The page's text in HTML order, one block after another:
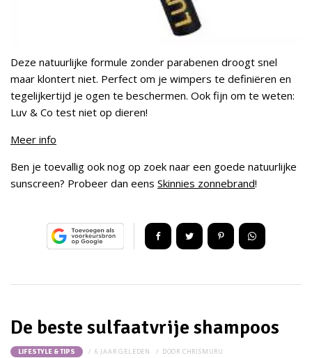
Deze natuurlijke formule zonder parabenen droogt snel
maar klontert niet. Perfect om je wimpers te definiëren en
tegelijkertijd je ogen te beschermen. Ook fijn om te weten:
Luv & Co test niet op dieren!
Meer info
Ben je toevallig ook nog op zoek naar een goede natuurlijke
sunscreen? Probeer dan eens Skinnies zonnebrand!
De beste sulfaatvrije shampoos
LIFESTYLE & TIPS 6 JAAR GELEDEN DOOR CHRISMURU